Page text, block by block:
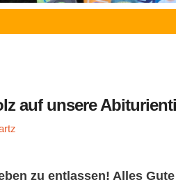
auf unsere
zu entlassen! Alles